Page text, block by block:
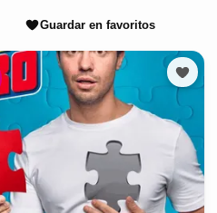
Guardar en favoritos